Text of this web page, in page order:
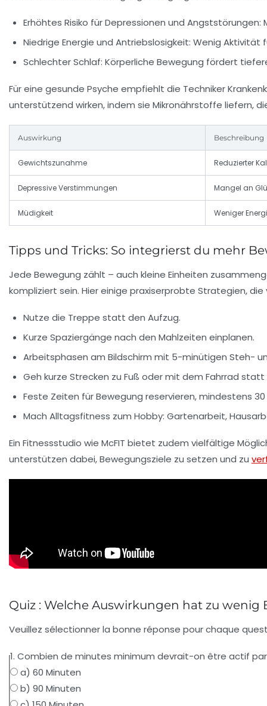
Erhöhtes Risiko für Depressionen und Angststörungen:
Niedrige Energie und Antriebslosigkeit: Wenig Aktivität
Schlechter Schlaf: Körperliche Bewegung fördert
Für eine gesunde Psyche empfiehlt die Techniker
unterstützend wirken, indem sie Mikronährstoffe liefern,
Auswirkung Beschreibung
Gewichtszunahme Reduzierter
Depressive Verstimmungen Mangel an
Müdigkeit Weniger
Tipps und Tricks: So integrierst du mehr
Jede Bewegung zählt – auch kleine Einheiten
kompliziert sein. Hier einige praxiserprobte Strategien,
Nutze die Treppe statt den Aufzug.
Kurze Spaziergänge nach den Mahlzeiten einplanen.
Arbeitsphasen am Bildschirm mit 5-minütigen Steh-
Geh kurze Strecken zu Fuß oder mit dem Fahrrad
Feste Zeiten für Bewegung reservieren, mindestens
Mach Alltagsfitness zum Hobby: Gartenarbeit,
Ein Fitnessstudio wie McFIT bietet zudem vielfältige
unterstützen dabei, Bewegungsziele zu setzen und zu
Quiz : Welche Auswirkungen hat zu
Veuillez sélectionner la bonne réponse pour chaque
1. Combien de minutes minimum devrait-on être actif
a) 60 Minuten
b) 90 Minuten